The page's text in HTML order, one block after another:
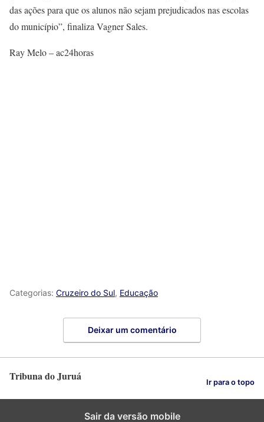
das ações para que os alunos não sejam prejudicados nas escolas
do município”, finaliza Vagner Sales.
Ray Melo – ac24horas
Categorias: Cruzeiro do Sul, Educação
Deixar um comentário
Tribuna do Juruá Ir para o topo
Sair da versão mobile